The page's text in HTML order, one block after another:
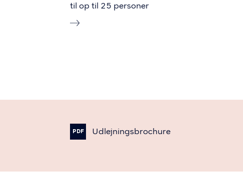
til op til 25 personer
PDF Udlejningsbrochure